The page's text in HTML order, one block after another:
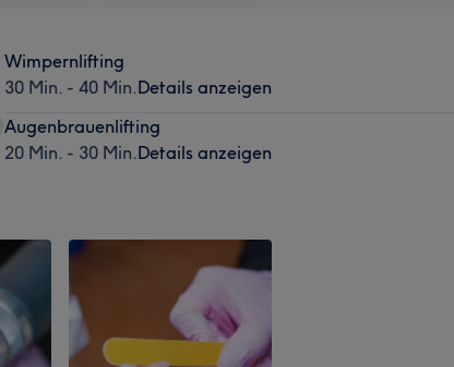
Wimpernlifting
30 Min. - 40 Min.Details anzeigen
Augenbrauenlifting
20 Min. - 30 Min.Details anzeigen